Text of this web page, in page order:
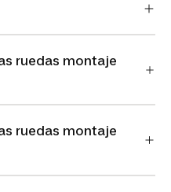
ruedas montaje
ruedas montaje